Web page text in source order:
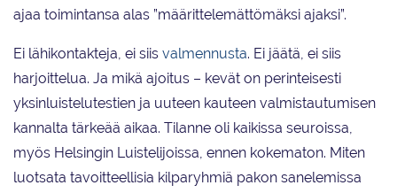
ajaa toimintansa alas ”määrittelemättömäksi ajaksi”.
Ei lähikontakteja, ei siis valmennusta. Ei jäätä, ei siis
harjoittelua. Ja mikä ajoitus – kevät on perinteisesti
yksinluistelutestien ja uuteen kauteen valmistautumisen
kannalta tärkeää aikaa. Tilanne oli kaikissa seuroissa,
myös Helsingin Luistelijoissa, ennen kokematon. Miten
luotsata tavoitteellisia kilparyhmiä pakon sanelemissa